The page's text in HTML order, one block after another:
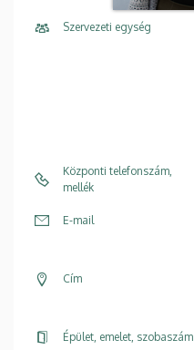
Szervezeti egység
Központi telefonszám,
mellék
E-mail
Cím
Épület, emelet, szobaszám